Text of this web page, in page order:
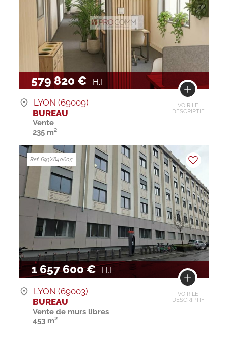
579 820 € H.I.
VOIR LE
DESCRIPTIF
LYON (69009)
BUREAU
Vente
235 m²
1 657 600 € H.I.
VOIR LE
DESCRIPTIF
Ref. 693X840605
LYON (69003)
BUREAU
Vente de murs libres
453 m²